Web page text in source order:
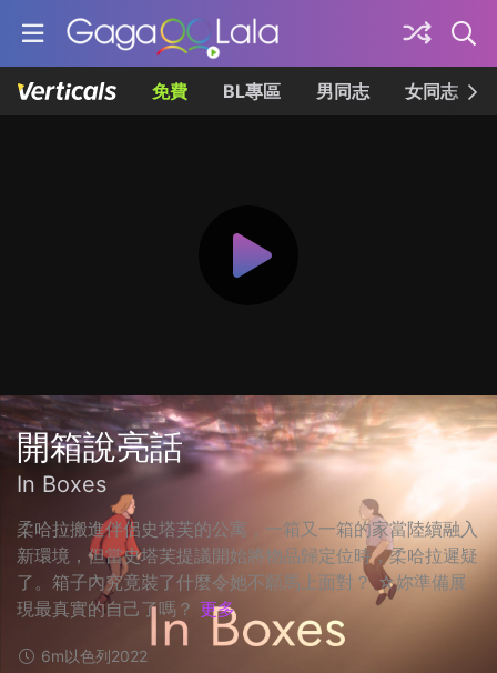
免費 BL專區 男同志 女同志
開箱說亮話
In Boxes
柔哈拉搬進伴侶史塔芙的公寓，一箱又一箱的家當陸續融入
新環境，但當史塔芙提議開始將物品歸定位時，柔哈拉遲疑
了。箱子內究竟裝了什麼令她不願馬上面對？ ☆妳準備展
現最真實的自己了嗎？ 更多
6m以色列2022